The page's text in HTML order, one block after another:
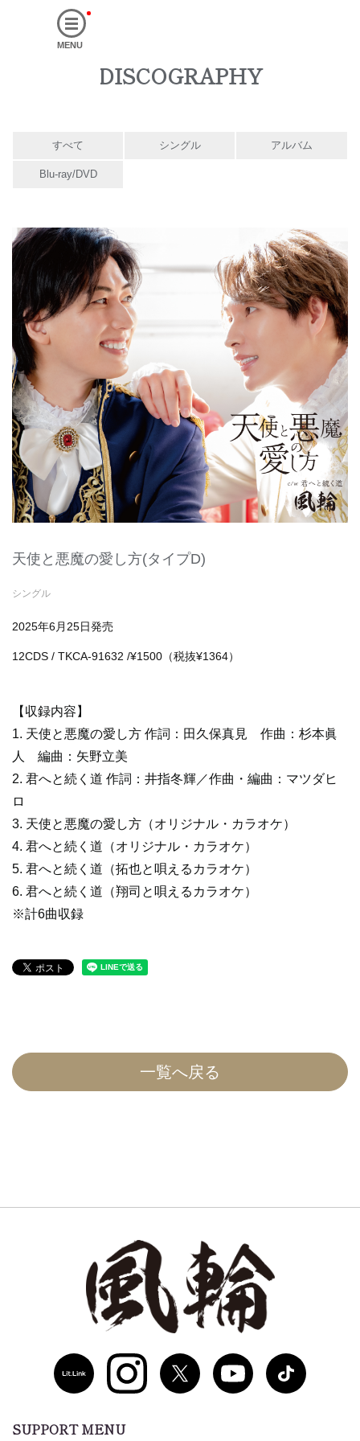
MENU
DISCOGRAPHY
すべて シングル アルバム
Blu-ray/DVD
天使と悪魔の愛し方(タイプD)
シングル
2025年6月25日発売
12CDS / TKCA-91632 /¥1500（税抜¥1364）
【収録内容】
1. 天使と悪魔の愛し方 作詞：田久保真見 作曲：杉本眞
人 編曲：矢野立美
2. 君へと続く道 作詞：井指冬輝／作曲・編曲：マツダヒ
ロ
3. 天使と悪魔の愛し方（オリジナル・カラオケ）
4. 君へと続く道（オリジナル・カラオケ）
5. 君へと続く道（拓也と唄えるカラオケ）
6. 君へと続く道（翔司と唄えるカラオケ）
※計6曲収録
一覧へ戻る
SUPPORT MENU